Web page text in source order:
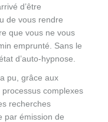
d’être
de vous rendre
que vous ne vous
emprunté. Sans le
d’auto-hypnose.
pu, grâce aux
complexes
recherches
par émission de